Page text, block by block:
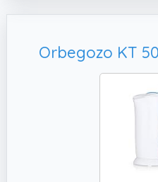
Orbegozo KT